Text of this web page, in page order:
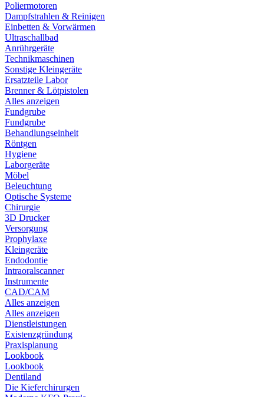
Poliermotoren
Dampfstrahlen & Reinigen
Einbetten & Vorwärmen
Ultraschallbad
Anrührgeräte
Technikmaschinen
Sonstige Kleingeräte
Ersatzteile Labor
Brenner & Lötpistolen
Alles anzeigen
Fundgrube
Fundgrube
Behandlungseinheit
Röntgen
Hygiene
Laborgeräte
Möbel
Beleuchtung
Optische Systeme
Chirurgie
3D Drucker
Versorgung
Prophylaxe
Kleingeräte
Endodontie
Intraoralscanner
Instrumente
CAD/CAM
Alles anzeigen
Alles anzeigen
Dienstleistungen
Existenzgründung
Praxisplanung
Lookbook
Lookbook
Dentiland
Die Kieferchirurgen